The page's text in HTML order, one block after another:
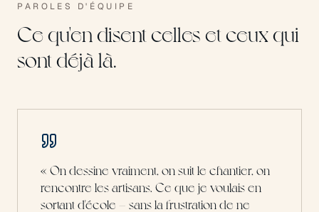
PAROLES D'ÉQUIPE
Ce qu'en disent celles et ceux qui
sont déjà là.
« On dessine vraiment, on suit le chantier, on
rencontre les artisans. Ce que je voulais en
sortant d'école — sans la frustration de ne